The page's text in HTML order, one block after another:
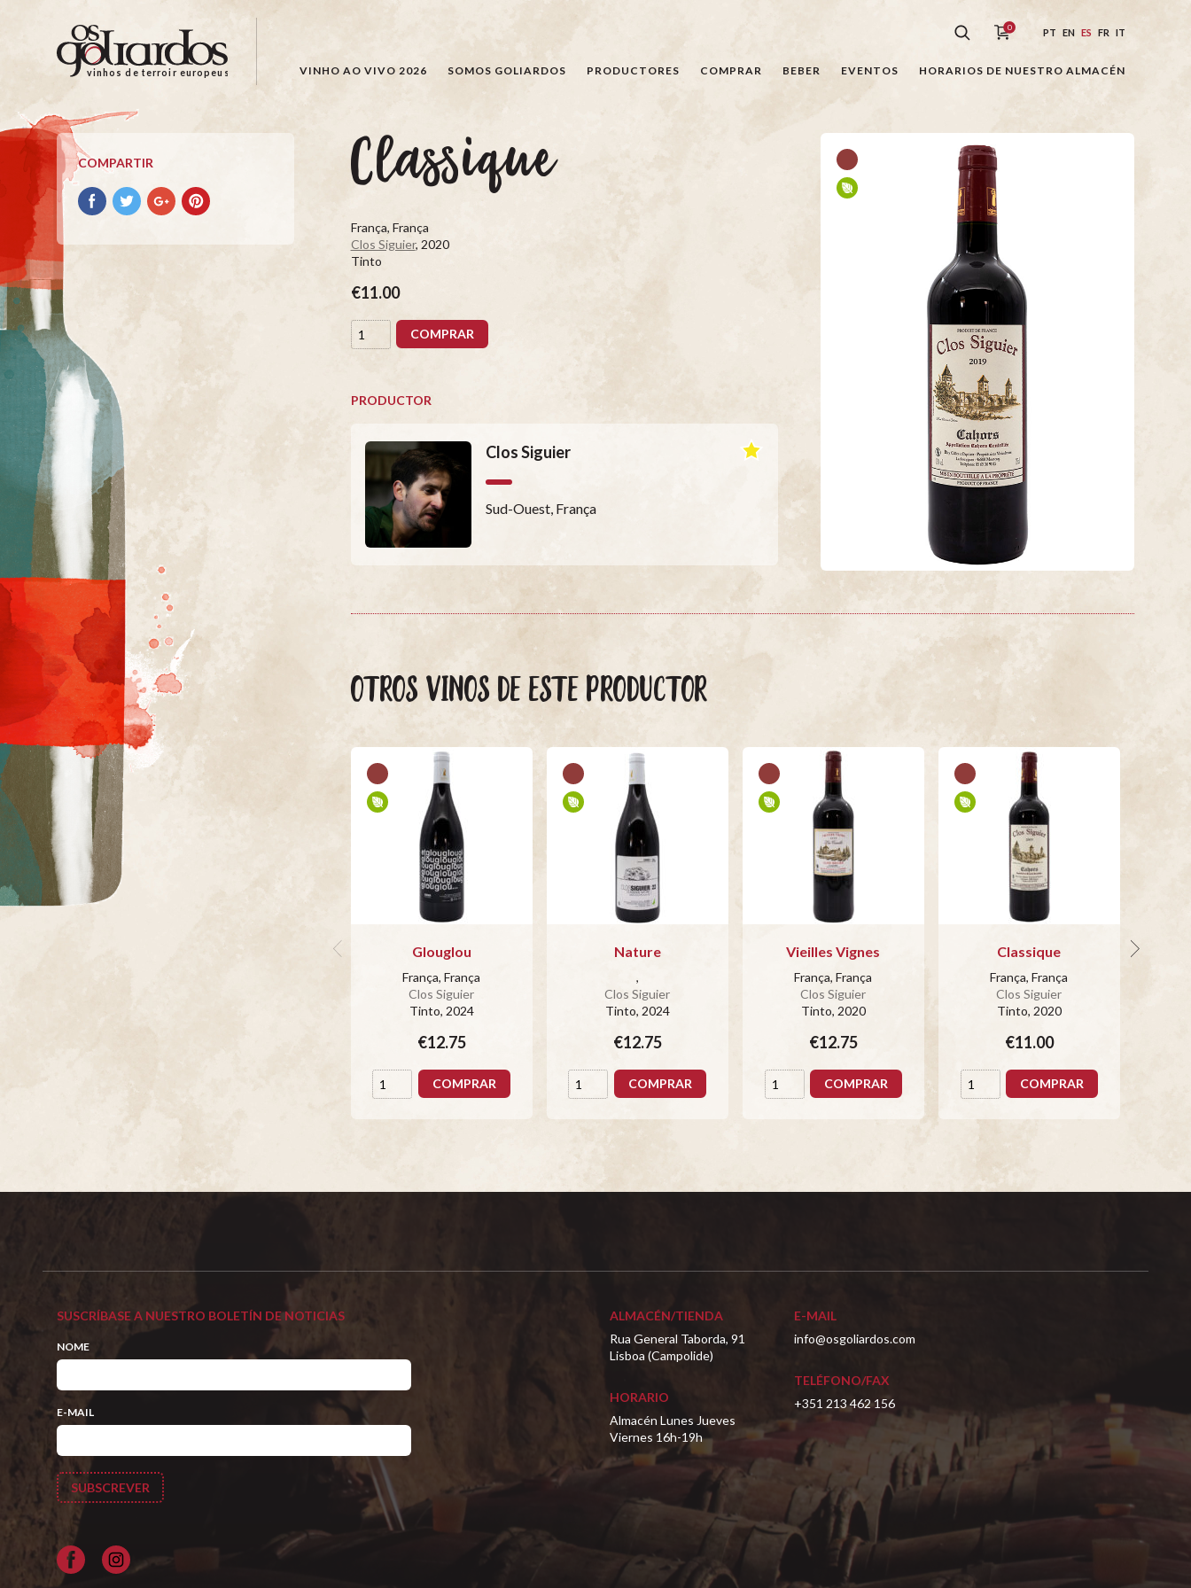
Os
Goliardos
Vinhos
de
Terroir
Europeus
vinhos de terroir europeus
0 PT EN ES FR IT
VINHO AO VIVO 2026 SOMOS GOLIARDOS PRODUCTORES COMPRAR BEBER EVENTOS HORARIOS DE NUESTRO ALMACÉN
COMPARTIR
Compartir
con
Compartir
con
Compartir
con
Compartir
con
Classique
França, França
Clos Siguier, 2020
Tinto
€11.00
COMPRAR
PRODUCTOR
Clos Siguier
Sud-Ouest, França
OTROS VINOS DE ESTE PRODUCTOR
Glouglou
França, França
Clos Siguier
Tinto, 2024
€12.75
COMPRAR
Nature
,
Clos Siguier
Tinto, 2024
€12.75
COMPRAR
Vieilles Vignes
França, França
Clos Siguier
Tinto, 2020
€12.75
COMPRAR
Classique
França, França
Clos Siguier
Tinto, 2020
€11.00
COMPRAR
SUSCRÍBASE A NUESTRO BOLETÍN DE NOTICIAS
NOME
E-MAIL
Facebook
ALMACÉN/TIENDA
Rua General Taborda, 91
Lisboa (Campolide)
HORARIO
Almacén Lunes Jueves
Viernes 16h-19h
E-MAIL
info@osgoliardos.com
TELÉFONO/FAX
+351 213 462 156